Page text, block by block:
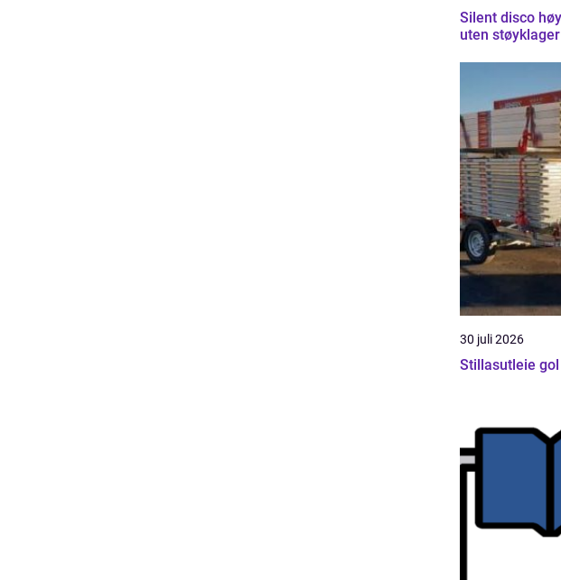
Silent disco høy partyfaktor
uten støyklager
30 juli 2026
Stillasutleie gol